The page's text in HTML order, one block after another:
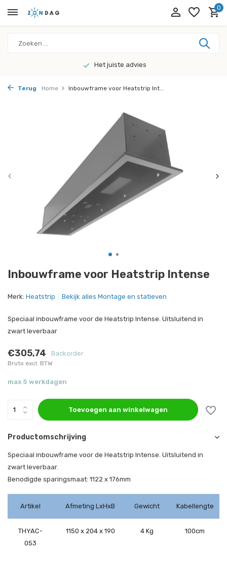
0
Het juiste advies
Terug Home Inbouwframe voor Heatstrip Int...
Inbouwframe voor Heatstrip Intense
Merk: Heatstrip Bekijk alles Montage en statieven
Speciaal inbouwframe voor de Heatstrip Intense. Uitsluitend in
zwart leverbaar
€305,74 Backorder
Bruto excl. BTW
max 5 werkdagen
Toevoegen aan winkelwagen
Productomschrijving
Speciaal inbouwframe voor de Heatstrip Intense. Uitsluitend in
zwart leverbaar.
Benodigde sparingsmaat: 1122 x 176mm
Artikel Afmeting LxHxB Gewicht Kabellengte
THYAC-
053
1150 x 204 x 190 4 Kg 100cm